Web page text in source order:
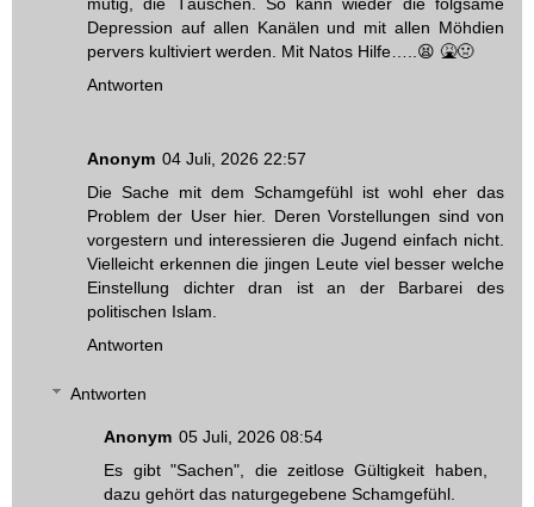
Depression auf allen Kanälen und mit allen Möhdien
pervers kultiviert werden. Mit Natos Hilfe…..😫 🤮🤢
Antworten
Anonym 04 Juli, 2026 22:57
Die Sache mit dem Schamgefühl ist wohl eher das
Problem der User hier. Deren Vorstellungen sind von
vorgestern und interessieren die Jugend einfach nicht.
Vielleicht erkennen die jingen Leute viel besser welche
Einstellung dichter dran ist an der Barbarei des
politischen Islam.
Antworten
Antworten
Anonym 05 Juli, 2026 08:54
Es gibt "Sachen", die zeitlose Gültigkeit haben,
dazu gehört das naturgegebene Schamgefühl.